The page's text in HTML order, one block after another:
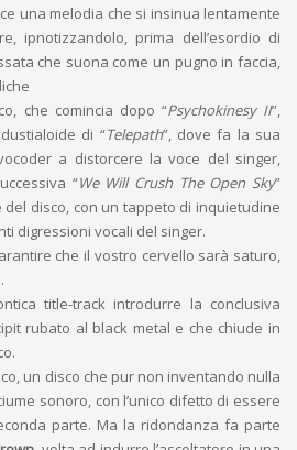
una melodia che si insinua lentamente
ipnotizzandolo, prima dell’esordio di
che suona come un pugno in faccia,
che comincia dopo “Psychokinesy II”,
di “Telepath”, dove fa la sua
a distorcere la voce del singer,
“We Will Crush The Open Sky”
disco, con un tappeto di inquietudine
digressioni vocali del singer.
che il vostro cervello sarà saturo,
title-track introdurre la conclusiva
rubato al black metal e che chiude in
un disco che pur non inventando nulla
sonoro, con l’unico difetto di essere
parte. Ma la ridondanza fa parte